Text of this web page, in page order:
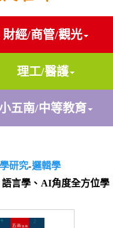
財經/商管/觀光
理工/醫護
五南/中等教育
研究-邏輯學
言學、AI角度全方位學